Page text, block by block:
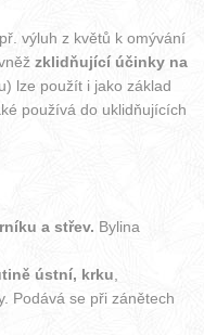
výluh z květů k omývání
zklidňující účinky na
lze použít i jako základ
používá do uklidňujících
a střev. Bylina
ústní, krku
Podává se při zánětech